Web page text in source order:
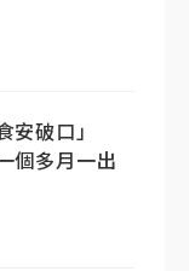
安破口」
個多月一出